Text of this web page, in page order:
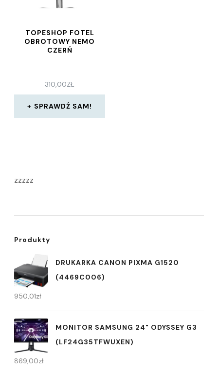
TOPESHOP FOTEL
OBROTOWY NEMO
CZERŃ
310,00ZŁ
SPRAWDŹ SAM!
zzzzz
Produkty
DRUKARKA CANON PIXMA G1520
(4469C006)
950,01zł
MONITOR SAMSUNG 24" ODYSSEY G3
(LF24G35TFWUXEN)
869,00zł